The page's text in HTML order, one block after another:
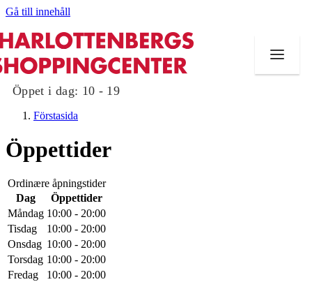
Gå till innehåll
Öppet i dag: 10 - 19
Butiker
Mat och dryck
Evenemang
Erbjudanden
Förstasida
Öppettider
Ordinære åpningstider
Dag
Öppettider
Måndag 10:00 - 20:00
Tisdag
10:00 - 20:00
Onsdag 10:00 - 20:00
Torsdag 10:00 - 20:00
Fredag
10:00 - 20:00